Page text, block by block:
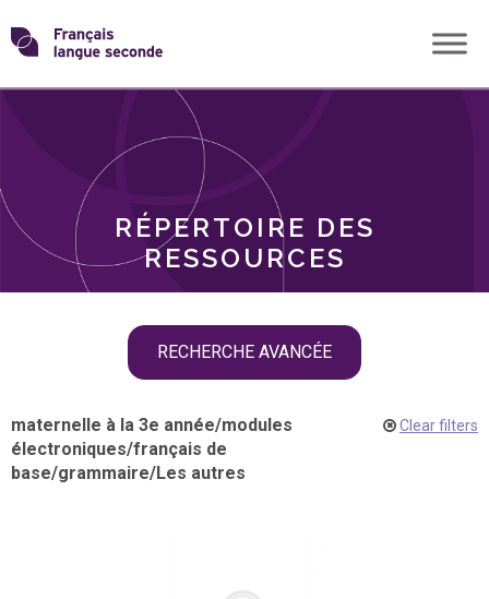
Skip
toTransformons
langue
RÉPERTOIRE DES
RESSOURCES
RECHERCHE AVANCÉE
THÈMES
maternelle à la 3e année/modules
électroniques/français de
base/grammaire/Les autres
Clear filters